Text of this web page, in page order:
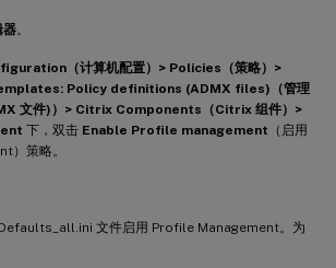
器。
（计算机配置）> Policies（策略）>
Policy definitions (ADMX files)（管理
文件)）> Citrix Components（Citrix 组件）>
下，双击 Enable Profile management （启用
）策略。
文件启用 Profile Management。为